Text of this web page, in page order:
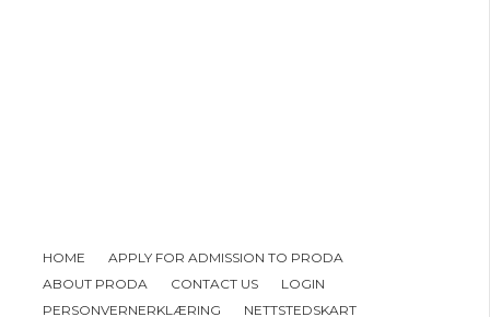
HOME
APPLY FOR ADMISSION TO PRODA
ABOUT PRODA
CONTACT US
LOGIN
PERSONVERNERKLÆRING
NETTSTEDSKART